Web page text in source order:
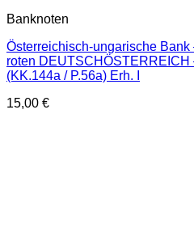
Banknoten
Österreichisch-ungarische
roten DEUTSCHÖSTERREICH
(KK.144a / P.56a) Erh. I
15,00 €